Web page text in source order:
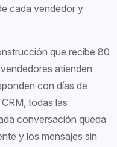
cada vendedor y
que recibe 80
atienden
con días de
todas las
conversación queda
y los mensajes sin